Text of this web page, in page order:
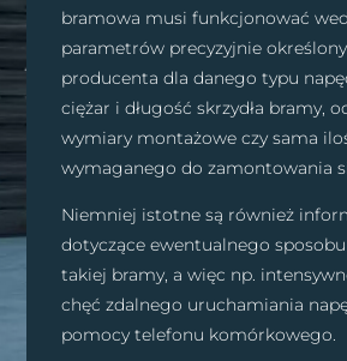
bramowa musi funkcjonować
parametrów precyzyjnie
producenta dla danego typu
ciężar i długość skrzydła bramy,
wymiary montażowe czy sama
wymaganego do zamontowania
Niemniej istotne są również
dotyczące ewentualnego
takiej bramy, a więc np.
chęć zdalnego uruchamiania
pomocy telefonu komórkowego.